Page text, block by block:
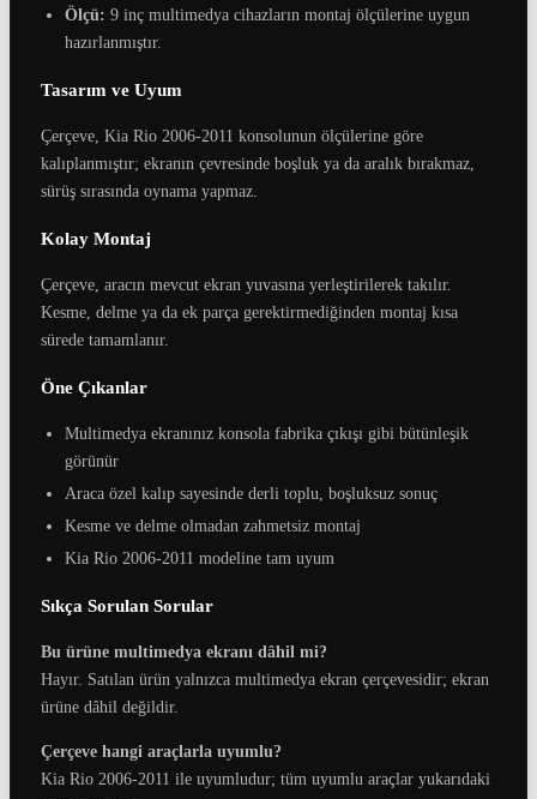
Ölçü: 9 inç multimedya cihazların montaj ölçülerine uygun
hazırlanmıştır.
Tasarım ve Uyum
Çerçeve, Kia Rio 2006-2011 konsolunun ölçülerine göre
kalıplanmıştır; ekranın çevresinde boşluk ya da aralık bırakmaz,
sürüş sırasında oynama yapmaz.
Kolay Montaj
Çerçeve, aracın mevcut ekran yuvasına yerleştirilerek takılır.
Kesme, delme ya da ek parça gerektirmediğinden montaj kısa
sürede tamamlanır.
Öne Çıkanlar
Multimedya ekranınız konsola fabrika çıkışı gibi bütünleşik
görünür
Araca özel kalıp sayesinde derli toplu, boşluksuz sonuç
Kesme ve delme olmadan zahmetsiz montaj
Kia Rio 2006-2011 modeline tam uyum
Sıkça Sorulan Sorular
Bu ürüne multimedya ekranı dâhil mi?
Hayır. Satılan ürün yalnızca multimedya ekran çerçevesidir; ekran
ürüne dâhil değildir.
Çerçeve hangi araçlarla uyumlu?
Kia Rio 2006-2011 ile uyumludur; tüm uyumlu araçlar yukarıdaki